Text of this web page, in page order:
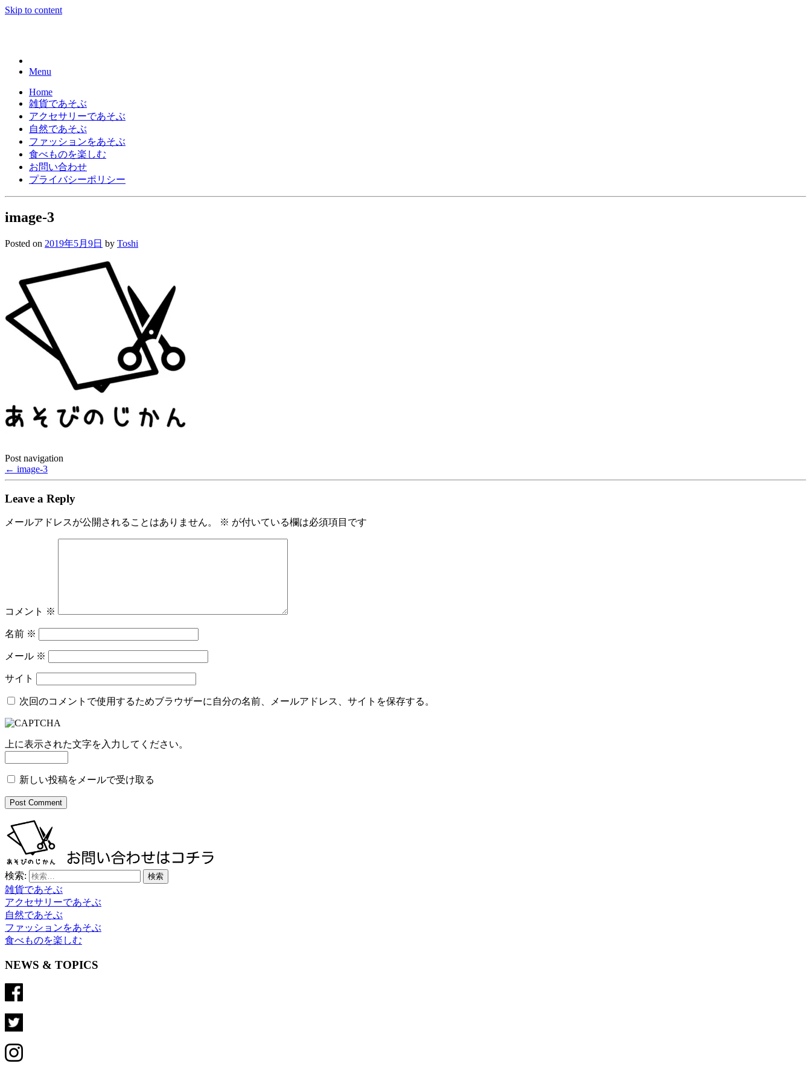
Skip to content
Menu
Home
雑貨であそぶ
アクセサリーであそぶ
自然であそぶ
ファッションをあそぶ
食べものを楽しむ
お問い合わせ
プライバシーポリシー
image-3
Posted on 2019年5月9日 by Toshi
Post navigation
← image-3
Leave a Reply
メールアドレスが公開されることはありません。 ※ が付いている欄は必須項目です
コメント ※
名前 ※
メール ※
サイト
次回のコメントで使用するためブラウザーに自分の名前、メールアドレス、サイトを保存する。
上に表示された文字を入力してください。
新しい投稿をメールで受け取る
検索:
雑貨であそぶ
アクセサリーであそぶ
自然であそぶ
ファッションをあそぶ
食べものを楽しむ
NEWS & TOPICS